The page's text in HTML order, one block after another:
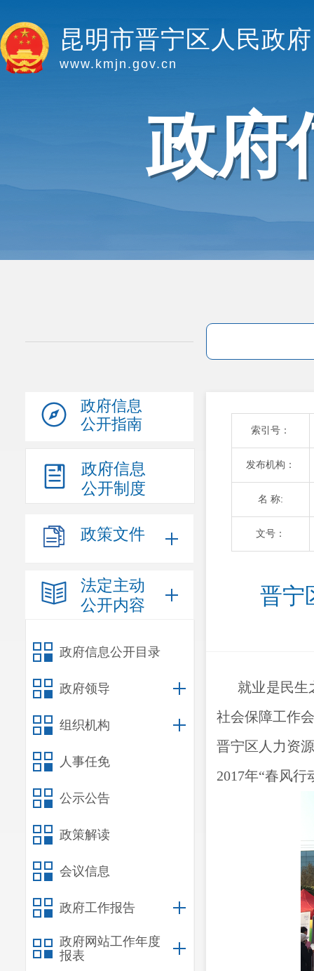
昆明市晋宁区人民政府
www.kmjn.gov.cn
政府
政府信息
公开指南
政府信息
公开制度
政策文件
法定主动
公开内容
政府信息公开目录
政府领导
组织机构
人事任免
公示公告
政策解读
会议信息
政府工作报告
政府网站工作年度
报表
索引号：
发布机构：
名 称:
文号：
晋宁
就业是民生
社会保障工作
晋宁区人力资
2017年“春风